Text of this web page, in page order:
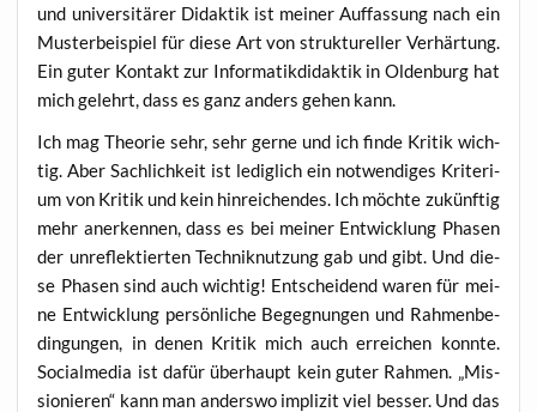
und uni­ver­si­tä­rer Didak­tik ist mei­ner Auf­fas­sung nach ein
Mus­ter­bei­spiel für die­se Art von struk­tu­rel­ler Ver­här­tung.
Ein guter Kon­takt zur Infor­ma­tik­di­dak­tik in Olden­burg hat
mich gelehrt, dass es ganz anders gehen kann.
Ich mag Theo­rie sehr, sehr ger­ne und ich fin­de Kri­tik wich­
tig. Aber Sach­lich­keit ist ledig­lich ein not­wen­di­ges Kri­te­ri­
um von Kri­tik und kein hin­rei­chen­des. Ich möch­te zukünf­tig
mehr aner­ken­nen, dass es bei mei­ner Ent­wick­lung Pha­sen
der unre­flek­tier­ten Tech­nik­nut­zung gab und gibt. Und die­
se Pha­sen sind auch wich­tig! Ent­schei­dend waren für mei­
ne Ent­wick­lung per­sön­li­che Begeg­nun­gen und Rah­men­be­
din­gun­gen, in denen Kri­tik mich auch errei­chen konn­te.
Social­me­dia ist dafür über­haupt kein guter Rah­men. „Mis­
sio­nie­ren“ kann man anders­wo impli­zit viel bes­ser. Und das